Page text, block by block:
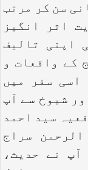
سن کر مرتب
اثر انگیز
اپنی تالیف
کے واقعات و
اسی سفر میں
شیوخ سے آپ
سید احمد
سراج
آپ نے حدیث،